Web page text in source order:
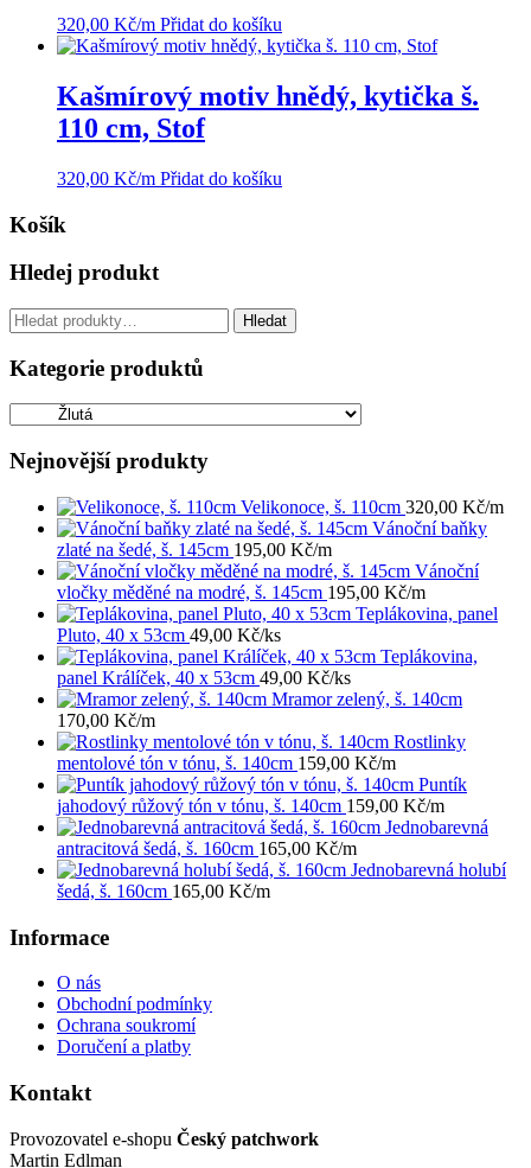
320,00 Kč/m Přidat do košíku
Kašmírový motiv hnědý, kytička š.
110 cm, Stof
320,00 Kč/m Přidat do košíku
Košík
Hledej produkt
Hledat: Hledat
Kategorie produktů
Nejnovější produkty
Velikonoce, š. 110cm 320,00 Kč/m
Vánoční baňky
zlaté na šedé, š. 145cm 195,00 Kč/m
Vánoční
vločky měděné na modré, š. 145cm 195,00 Kč/m
Teplákovina, panel
Pluto, 40 x 53cm 49,00 Kč/ks
Teplákovina,
panel Králíček, 40 x 53cm 49,00 Kč/ks
Mramor zelený, š. 140cm
170,00 Kč/m
Rostlinky
mentolové tón v tónu, š. 140cm 159,00 Kč/m
Puntík
jahodový růžový tón v tónu, š. 140cm 159,00 Kč/m
Jednobarevná
antracitová šedá, š. 160cm 165,00 Kč/m
Jednobarevná holubí
šedá, š. 160cm 165,00 Kč/m
Informace
O nás
Obchodní podmínky
Ochrana soukromí
Doručení a platby
Kontakt
Provozovatel e-shopu Český patchwork
Martin Edlman